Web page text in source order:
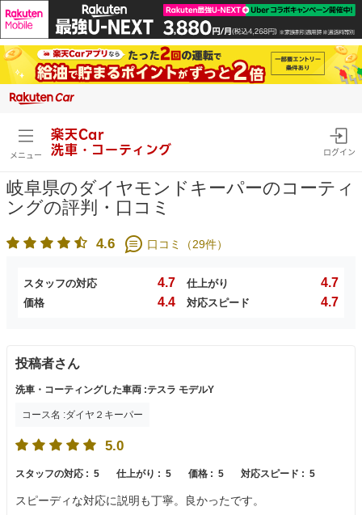
メニュー
楽天Car
洗車・コーティング
ログイン
岐阜県のダイヤモンドキーパーのコーティ
ングの評判・口コミ
4.6 口コミ（29件）
スタッフの対応 4.7 仕上がり 4.7
価格 4.4 対応スピード 4.7
投稿者さん
洗車・コーティングした車両 :テスラ モデルY
コース名 :ダイヤ２キーパー
5.0
スタッフの対応 : 5 仕上がり : 5 価格 : 5 対応スピード : 5
スピーディな対応に説明も丁寧。良かったです。